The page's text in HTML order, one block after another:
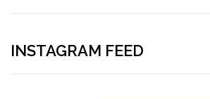
INSTAGRAM FEED